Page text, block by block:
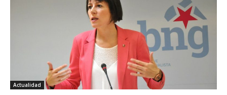
Actualidad